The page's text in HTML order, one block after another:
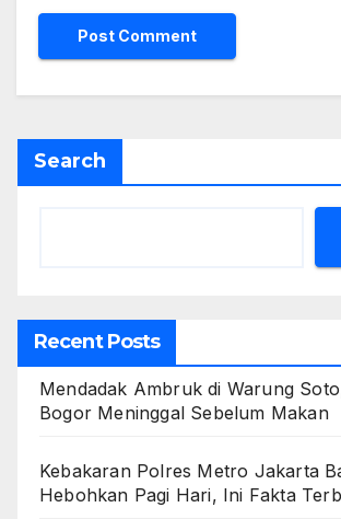
Search
Recent Posts
Mendadak Ambruk di Warung
Bogor Meninggal Sebelum Makan
Kebakaran Polres Metro Jakarta
Hebohkan Pagi Hari, Ini Fakta